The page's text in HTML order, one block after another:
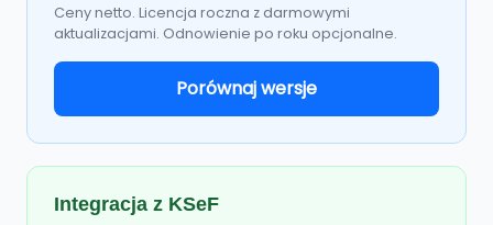
Ceny netto. Licencja roczna z darmowymi
aktualizacjami. Odnowienie po roku opcjonalne.
Porównaj wersje
Integracja z KSeF